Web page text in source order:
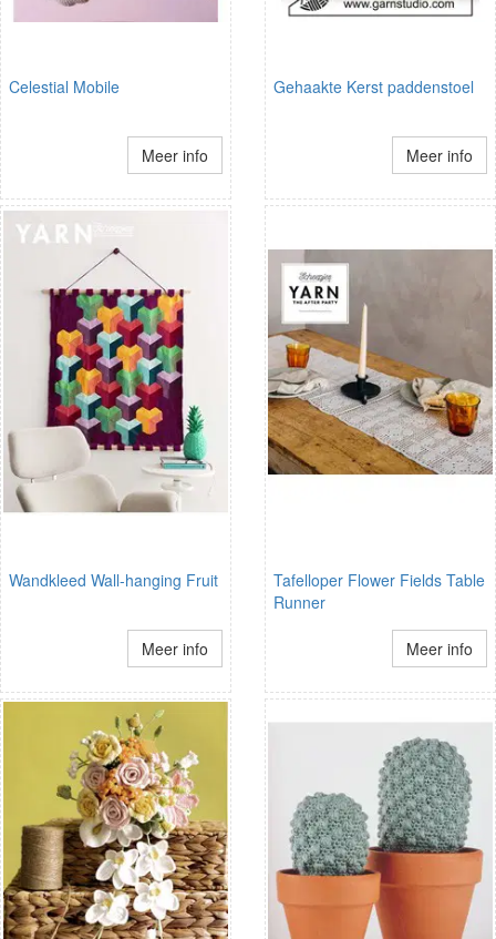
Celestial Mobile
Meer info
Gehaakte Kerst paddenstoel
Meer info
Wandkleed Wall-hanging Fruit
Meer info
Tafelloper Flower Fields Table
Runner
Meer info